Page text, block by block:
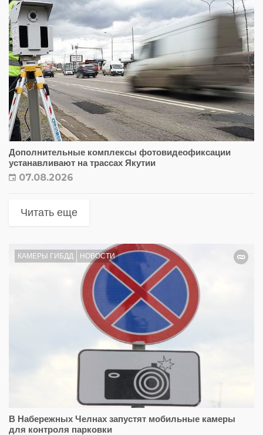
Дополнительные комплексы фотовидеофиксации
устанавливают на трассах Якутии
07.08.2026
Читать еще
КАМЕРЫ ГИБДД НОВОСТИ
В Набережных Челнах запустят мобильные камеры
для контроля парковки